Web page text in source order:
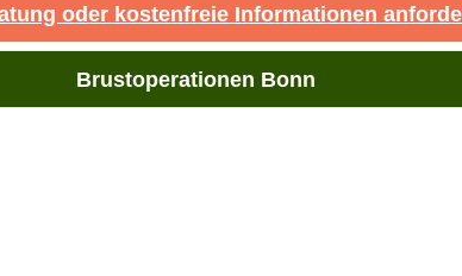
oder kostenfreie Informationen
Brustoperationen Bonn